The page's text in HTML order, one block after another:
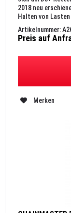
2018 neu
Halten von
Artikelnummer:
Preis auf
Merken